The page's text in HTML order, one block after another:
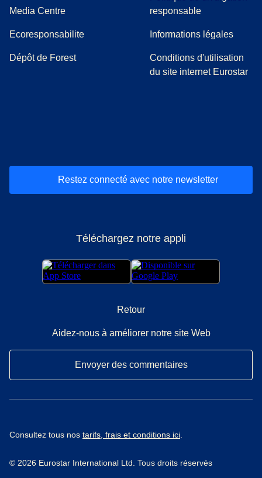
Media Centre( Ouvre un nouvel onglet)
Ecoresponsabilite
Dépôt de Forest
responsable
Informations légales
Conditions d'utilisation
du site internet Eurostar
Restez connecté avec notre newsletter
Téléchargez notre appli
Retour
Aidez-nous à améliorer notre site Web
Envoyer des commentaires
Consultez tous nos tarifs, frais et conditions ici.
© 2026 Eurostar International Ltd. Tous droits réservés